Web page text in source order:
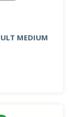
MEDIUM